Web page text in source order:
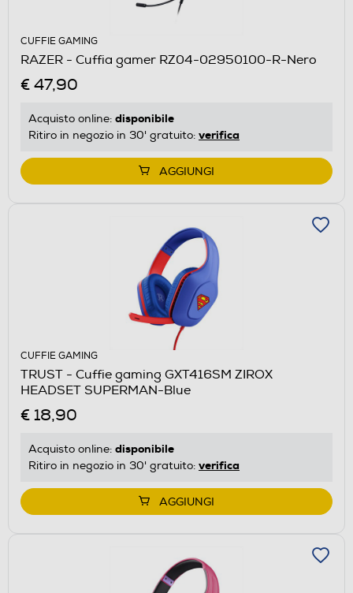
CUFFIE GAMING
RAZER - Cuffia gamer RZ04-02950100-R-Nero
€ 47,90
Acquisto online: disponibile
Ritiro in negozio in 30' gratuito: verifica
AGGIUNGI
CUFFIE GAMING
TRUST - Cuffie gaming GXT416SM ZIROX
HEADSET SUPERMAN-Blue
€ 18,90
Acquisto online: disponibile
Ritiro in negozio in 30' gratuito: verifica
AGGIUNGI